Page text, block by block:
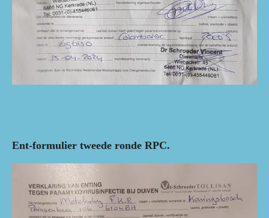
Ent-formulier tweede ronde RPC.